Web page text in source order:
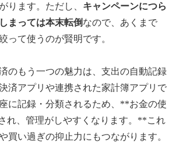
ります。ただし、 キャンペーンにつら
まっては本末転倒なので、あくまで
って使うのが賢明です。
のもう一つの魅力は、支出の自動記録
済アプリや連携された家計簿アプリで
に記録・分類されるため、**お金の使
れ、管理がしやすくなります。**これ
買い過ぎの抑止力にもつながります。